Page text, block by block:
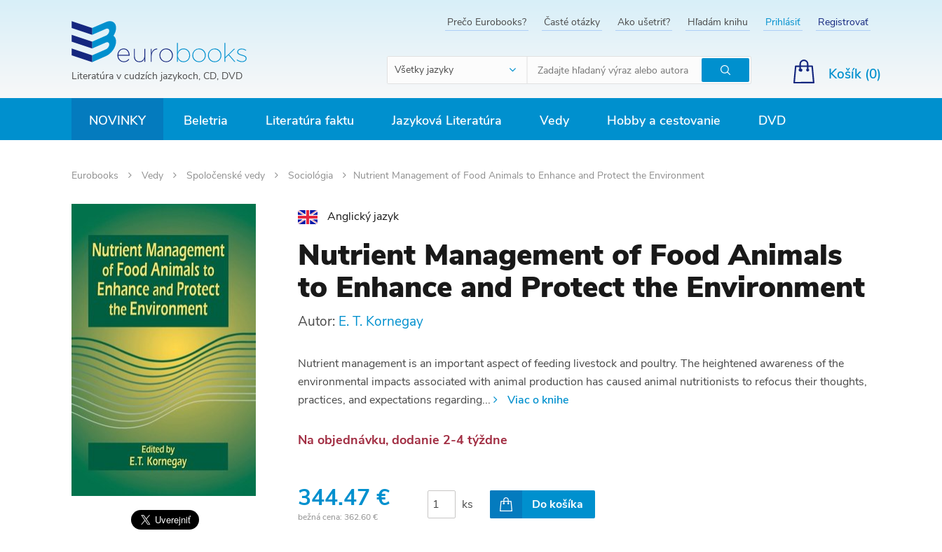
Literatúra v cudzích jazykoch, CD, DVD
Prečo Eurobooks? Časté otázky Ako ušetriť? Hľadám knihu Prihlásiť Registrovať
Všetky jazyky
Hľadať
Košík (0)
NOVINKY Beletria Literatúra faktu Jazyková Literatúra Vedy Hobby a cestovanie DVD
Eurobooks Vedy Spoločenské vedy Sociológia Nutrient Management of Food Animals to Enhance and Protect the Environment
Anglický jazyk
Nutrient Management of Food Animals
to Enhance and Protect the Environment
Autor: E. T. Kornegay
Nutrient management is an important aspect of feeding livestock and poultry. The heightened awareness of the
environmental impacts associated with animal production has caused animal nutritionists to refocus their thoughts,
practices, and expectations regarding...
Viac o knihe
Na objednávku, dodanie 2-4 týždne
344.47 €
bežná cena: 362.60 €
ks Do košíka